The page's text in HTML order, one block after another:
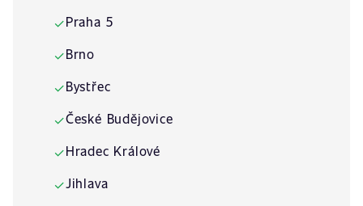
✓Praha 5
✓Brno
✓Bystřec
✓České Budějovice
✓Hradec Králové
✓Jihlava